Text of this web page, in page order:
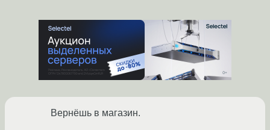
Вернёшь в магазин.